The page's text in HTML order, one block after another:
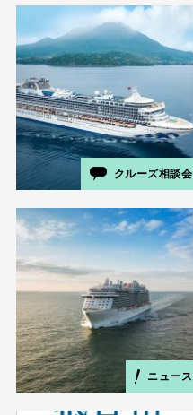
クルーズ相談会
ニュース